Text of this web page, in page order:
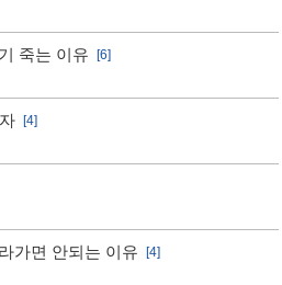
죽는 이유
[6]
[4]
가면 안되는 이유
[4]